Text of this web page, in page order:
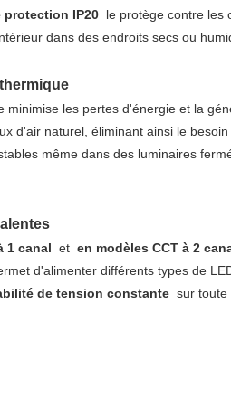
protection IP20 le protège contre les
dans des endroits secs ou
minimise les pertes d'énergie et la
d'air naturel, éliminant ainsi le
même dans des luminaires
1 canal et en modèles CCT à 2
d'alimenter différents types de
de tension constante sur toute